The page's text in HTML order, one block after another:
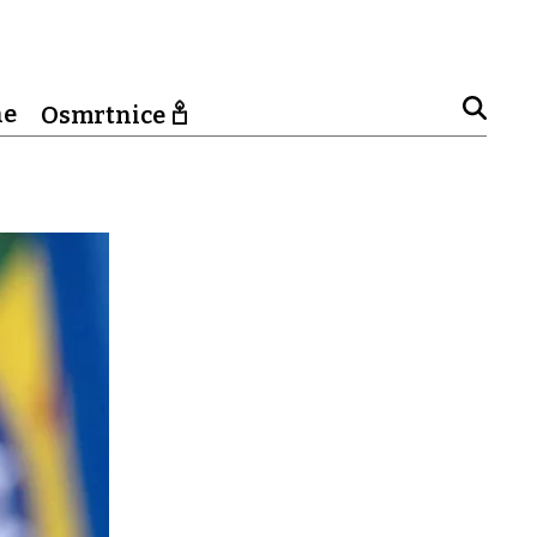
Osmrtnice